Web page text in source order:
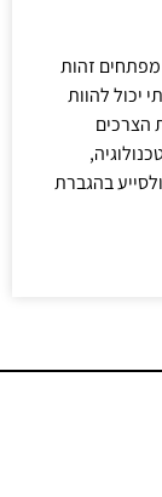
מפתחים זהות
יכול להוות
הצרכים
בהגברת